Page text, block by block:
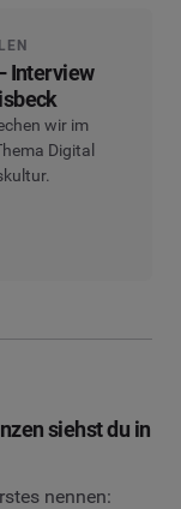
Interview
wir im
Digital
siehst du in
nennen: